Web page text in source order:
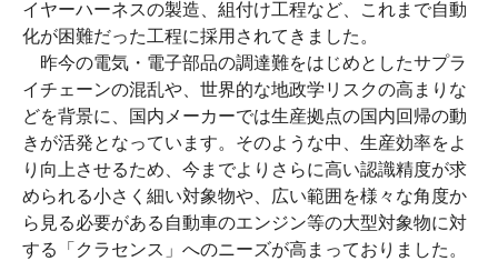
イヤーハーネスの製造、組付け工程など、これまで自動
化が困難だった工程に採用されてきました。
昨今の電気・電子部品の調達難をはじめとしたサプラ
イチェーンの混乱や、世界的な地政学リスクの高まりな
どを背景に、国内メーカーでは生産拠点の国内回帰の動
きが活発となっています。そのような中、生産効率をよ
り向上させるため、今までよりさらに高い認識精度が求
められる小さく細い対象物や、広い範囲を様々な角度か
ら見る必要がある自動車のエンジン等の大型対象物に対
する「クラセンス」へのニーズが高まっておりました。